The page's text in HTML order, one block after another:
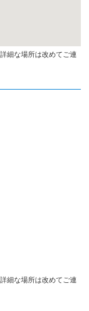
細な場所は改めてご連
細な場所は改めてご連